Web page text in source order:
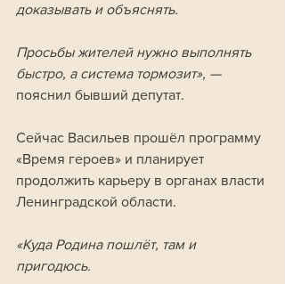
доказывать и объяснять.
Просьбы жителей нужно выполнять
быстро, а система тормозит», —
пояснил бывший депутат.
Сейчас Васильев прошёл программу
«Время героев» и планирует
продолжить карьеру в органах власти
Ленинградской области.
«Куда Родина пошлёт, там и
пригодюсь.